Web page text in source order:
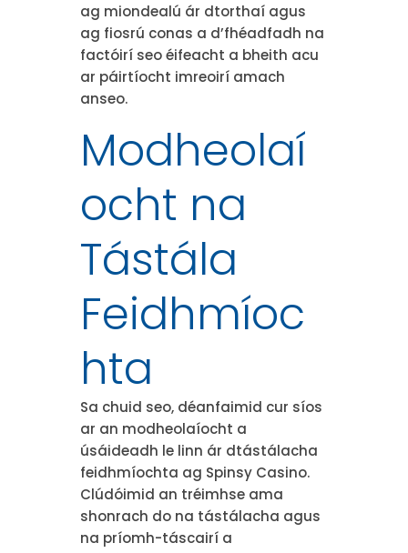
ag miondealú ár dtorthaí agus
ag fiosrú conas a d’fhéadfadh na
factóirí seo éifeacht a bheith acu
ar páirtíocht imreoirí amach
anseo.
Modheolaí
ocht na
Tástála
Feidhmíoc
hta
Sa chuid seo, déanfaimid cur síos
ar an modheolaíocht a
úsáideadh le linn ár dtástálacha
feidhmíochta ag Spinsy Casino.
Clúdóimid an tréimhse ama
shonrach do na tástálacha agus
na príomh-táscairí a